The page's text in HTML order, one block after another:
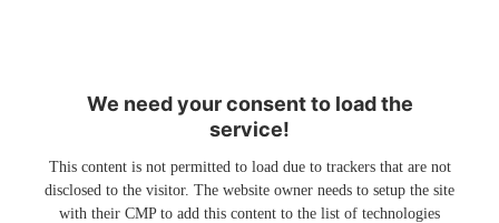
We need your consent to load the
service!
This content is not permitted to load due to trackers that are not
disclosed to the visitor. The website owner needs to setup the site
with their CMP to add this content to the list of technologies